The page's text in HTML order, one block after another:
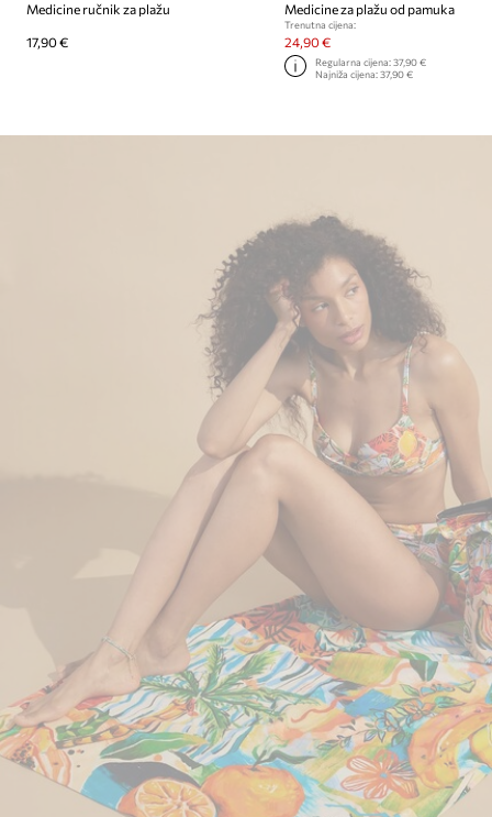
Medicine ručnik za plažu
17,90 €
Medicine za plažu od pamuka
Trenutna cijena:
24,90 €
Regularna cijena: 37,90 €
Najniža cijena: 37,90 €